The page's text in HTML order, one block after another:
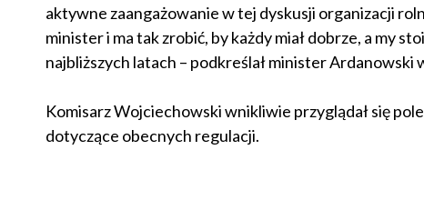
aktywne zaangażowanie w tej dyskusji organizacji
minister i ma tak zrobić, by każdy miał dobrze, a my
najbliższych latach – podkreślał minister Ardanowski
Komisarz Wojciechowski wnikliwie przyglądał się
dotyczące obecnych regulacji.